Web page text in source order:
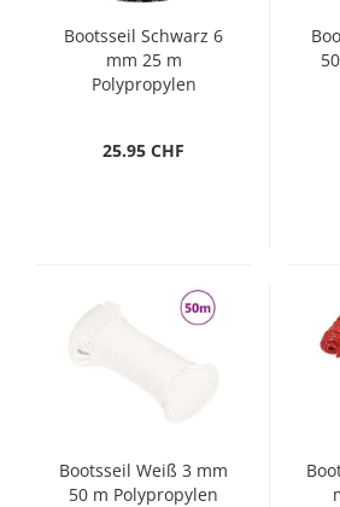
Bootsseil Schwarz 6
mm 25 m
Polypropylen
25.95 CHF
Bootsseil Weiß 3 mm
50 m Polypropylen